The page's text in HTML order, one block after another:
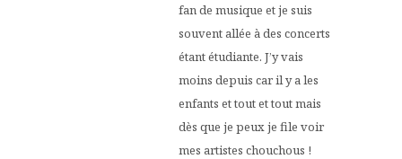
fan de musique et je suis
souvent allée à des concerts
étant étudiante. J’y vais
moins depuis car il y a les
enfants et tout et tout mais
dès que je peux je file voir
mes artistes chouchous !